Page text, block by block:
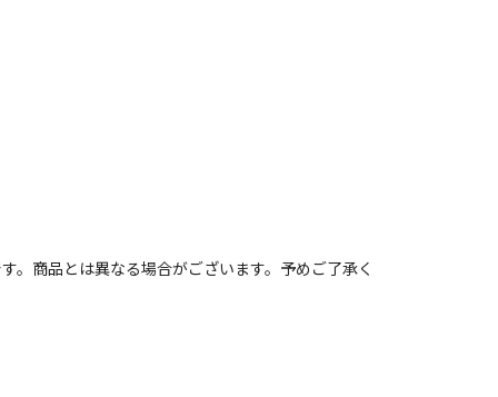
。商品とは異なる場合がございます。予めご了承く